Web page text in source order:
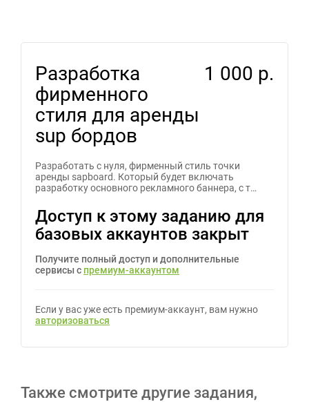
Разработка
фирменного
стиля для аренды
sup бордов
1 000 р.
Разработать с нуля, фирменный стиль точки
аренды sapboard. Который будет включать
разработку основного рекламного баннера, с т…
Доступ к этому заданию для
базовых аккаунтов закрыт
Получите полный доступ и дополнительные
сервисы с премиум-аккаунтом
Если у вас уже есть премиум-аккаунт, вам нужно
авторизоваться
Также смотрите другие задания,